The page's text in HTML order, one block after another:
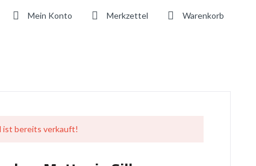
Warenkorb
Merkzettel
Mein Konto
ist bereits verkauft!